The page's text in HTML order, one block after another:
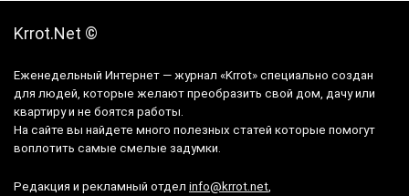
Krrot.Net ©
Еженедельный Интернет — журнал «Krrot» специально создан
для людей, которые желают преобразить свой дом, дачу или
квартиру и не боятся работы.
На сайте вы найдете много полезных статей которые помогут
воплотить самые смелые задумки.
Редакция и рекламный отдел info@krrot.net